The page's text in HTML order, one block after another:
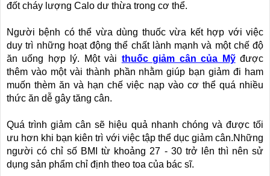
đốt cháy lượng Calo dư thừa trong cơ thể.
Người bệnh có thể vừa dùng thuốc vừa kết hợp với việc
duy trì những hoạt động thể chất lành mạnh và một chế độ
ăn uống hợp lý.
Một vài thuốc giảm cân của Mỹ được
thêm vào một vài thành phần nhằm giúp bạn giảm đi ham
muốn thèm ăn và hạn chế việc nạp vào cơ thể quá nhiều
thức ăn dễ gây tăng cân.
Quá trình giảm cân sẽ hiệu quả nhanh chóng và được tối
ưu hơn khi bạn kiên trì với việc tập thể dục giảm cân.Những
người có chỉ số BMI từ khoảng 27 - 30 trở lên thì nên sử
dụng sản phẩm chỉ định theo toa của bác sĩ.